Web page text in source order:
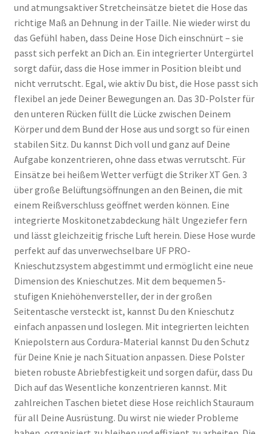
und atmungsaktiver Stretcheinsätze bietet die Hose das
richtige Maß an Dehnung in der Taille. Nie wieder wirst du
das Gefühl haben, dass Deine Hose Dich einschnürt – sie
passt sich perfekt an Dich an. Ein integrierter Untergürtel
sorgt dafür, dass die Hose immer in Position bleibt und
nicht verrutscht. Egal, wie aktiv Du bist, die Hose passt sich
flexibel an jede Deiner Bewegungen an. Das 3D-Polster für
den unteren Rücken füllt die Lücke zwischen Deinem
Körper und dem Bund der Hose aus und sorgt so für einen
stabilen Sitz. Du kannst Dich voll und ganz auf Deine
Aufgabe konzentrieren, ohne dass etwas verrutscht. Für
Einsätze bei heißem Wetter verfügt die Striker XT Gen. 3
über große Belüftungsöffnungen an den Beinen, die mit
einem Reißverschluss geöffnet werden können. Eine
integrierte Moskitonetzabdeckung hält Ungeziefer fern
und lässt gleichzeitig frische Luft herein. Diese Hose wurde
perfekt auf das unverwechselbare UF PRO-
Knieschutzsystem abgestimmt und ermöglicht eine neue
Dimension des Knieschutzes. Mit dem bequemen 5-
stufigen Kniehöhenversteller, der in der großen
Seitentasche versteckt ist, kannst Du den Knieschutz
einfach anpassen und loslegen. Mit integrierten leichten
Kniepolstern aus Cordura-Material kannst Du den Schutz
für Deine Knie je nach Situation anpassen. Diese Polster
bieten robuste Abriebfestigkeit und sorgen dafür, dass Du
Dich auf das Wesentliche konzentrieren kannst. Mit
zahlreichen Taschen bietet diese Hose reichlich Stauraum
für all Deine Ausrüstung. Du wirst nie wieder Probleme